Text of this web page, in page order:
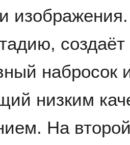
создаёт
набросок
низким
На